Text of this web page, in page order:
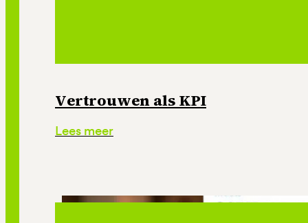
Vertrouwen als KPI
Lees meer